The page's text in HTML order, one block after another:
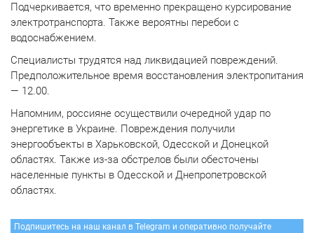
Подчеркивается, что временно прекращено курсирование
электротранспорта. Также вероятны перебои с
водоснабжением.
Специалисты трудятся над ликвидацией повреждений.
Предположительное время восстановления электропитания
— 12.00.
Напомним, россияне осуществили очередной удар по
энергетике в Украине. Повреждения получили
энергообъекты в Харьковской, Одесской и Донецкой
областях. Также из-за обстрелов были обесточены
населенные пункты в Одесской и Днепропетровской
областях.
Подпишитесь на наш канал в Telegram и оперативно получайте